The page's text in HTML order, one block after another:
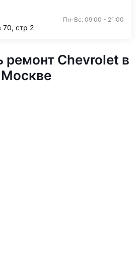
Пн-Вс: 09:00 - 21:00
стр 2
ремонт Chevrolet в
Москве